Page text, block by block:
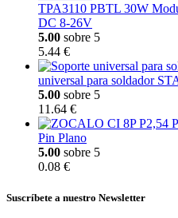
TPA3110 PBTL 30W
DC 8-26V
5.00 sobre 5
5.44 €
universal para soldador
5.00 sobre 5
11.64 €
Pin Plano
5.00 sobre 5
0.08 €
Suscríbete a nuestro Newsletter